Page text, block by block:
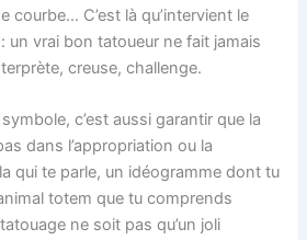
courbe… C’est là qu’intervient le
un vrai bon tatoueur ne fait jamais
creuse, challenge.
c’est aussi garantir que la
dans l’appropriation ou la
qui te parle, un idéogramme dont tu
totem que tu comprends
ne soit pas qu’un joli